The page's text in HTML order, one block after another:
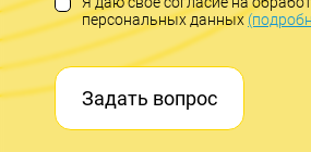
персональных данных
Задать вопрос